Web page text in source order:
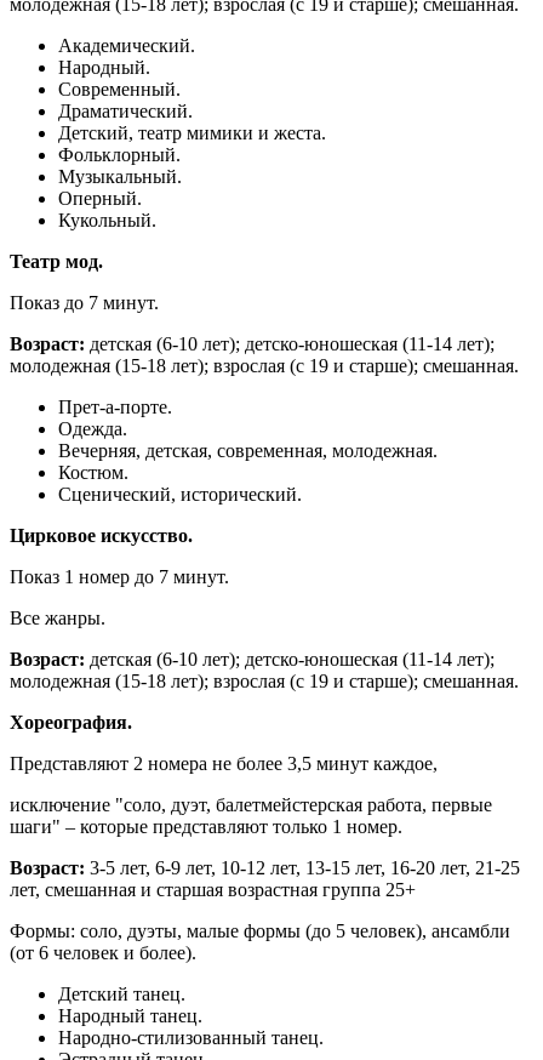
Академический.
Народный.
Современный.
Драматический.
Детский, театр мимики и жеста.
Фольклорный.
Музыкальный.
Оперный.
Кукольный.
Театр мод.
Показ до 7 минут.
Возраст: детская (6-10 лет); детско-юношеская (11-14 лет);
молодежная (15-18 лет); взрослая (с 19 и старше); смешанная.
Прет-а-порте.
Одежда.
Вечерняя, детская, современная, молодежная.
Костюм.
Сценический, исторический.
Цирковое искусство.
Показ 1 номер до 7 минут.
Все жанры.
Возраст: детская (6-10 лет); детско-юношеская (11-14 лет);
молодежная (15-18 лет); взрослая (с 19 и старше); смешанная.
Хореография.
Представляют 2 номера не более 3,5 минут каждое,
исключение "соло, дуэт, балетмейстерская работа, первые
шаги" – которые представляют только 1 номер.
Возраст: 3-5 лет, 6-9 лет, 10-12 лет, 13-15 лет, 16-20 лет, 21-25
лет, смешанная и старшая возрастная группа 25+
Формы: соло, дуэты, малые формы (до 5 человек), ансамбли
(от 6 человек и более).
Детский танец.
Народный танец.
Народно-стилизованный танец.